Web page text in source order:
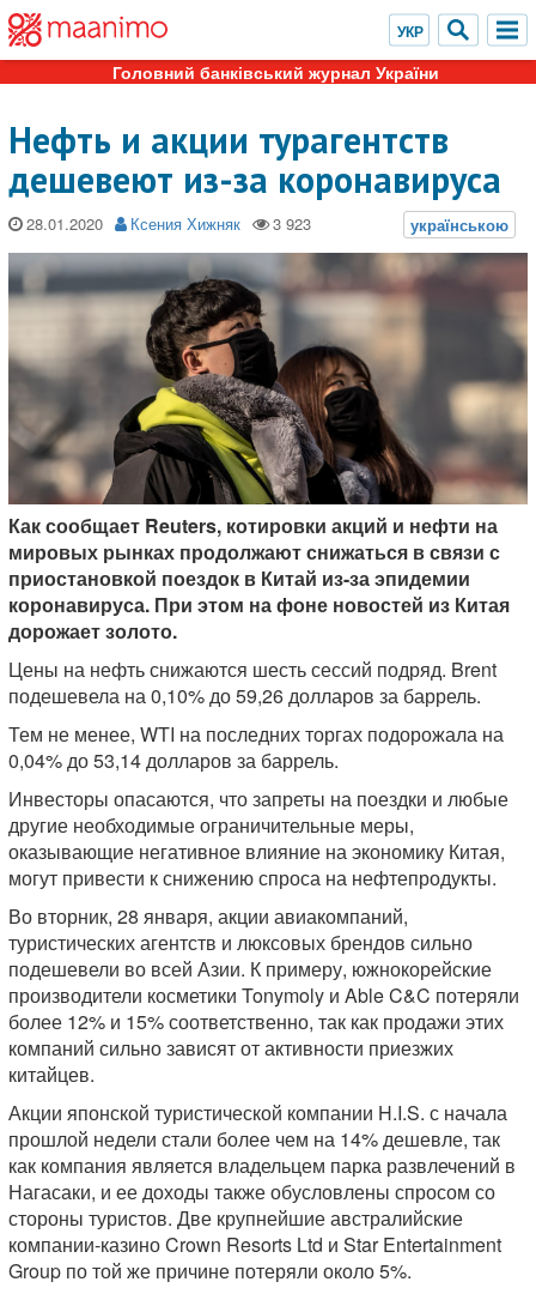
Головний банківський журнал України
Нефть и акции турагентств
дешевеют из-за коронавируса
28.01.2020 Ксения Хижняк
Как сообщает Reuters, котировки акций и нефти на
мировых рынках продолжают снижаться в связи с
приостановкой поездок в Китай из-за эпидемии
коронавируса. При этом на фоне новостей из Китая
дорожает золото.
Цены на нефть снижаются шесть сессий подряд. Brent
подешевела на 0,10% до 59,26 долларов за баррель.
Тем не менее, WTI на последних торгах подорожала на
0,04% до 53,14 долларов за баррель.
Инвесторы опасаются, что запреты на поездки и любые
другие необходимые ограничительные меры,
оказывающие негативное влияние на экономику Китая,
могут привести к снижению спроса на нефтепродукты.
Во вторник, 28 января, акции авиакомпаний,
туристических агентств и люксовых брендов сильно
подешевели во всей Азии. К примеру, южнокорейские
производители косметики Tonymoly и Able C&C потеряли
более 12% и 15% соответственно, так как продажи этих
компаний сильно зависят от активности приезжих
китайцев.
Акции японской туристической компании H.I.S. с начала
прошлой недели стали более чем на 14% дешевле, так
как компания является владельцем парка развлечений в
Нагасаки, и ее доходы также обусловлены спросом со
стороны туристов. Две крупнейшие австралийские
компании-казино Crown Resorts Ltd и Star Entertainment
Group по той же причине потеряли около 5%.